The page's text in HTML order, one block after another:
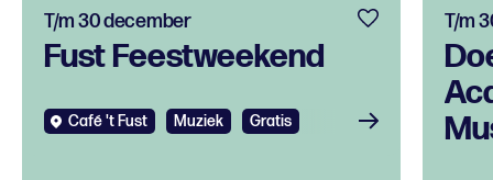
Fust Feestweekend
T/m 30 december
Café 't Fust Muziek Gratis
T/m